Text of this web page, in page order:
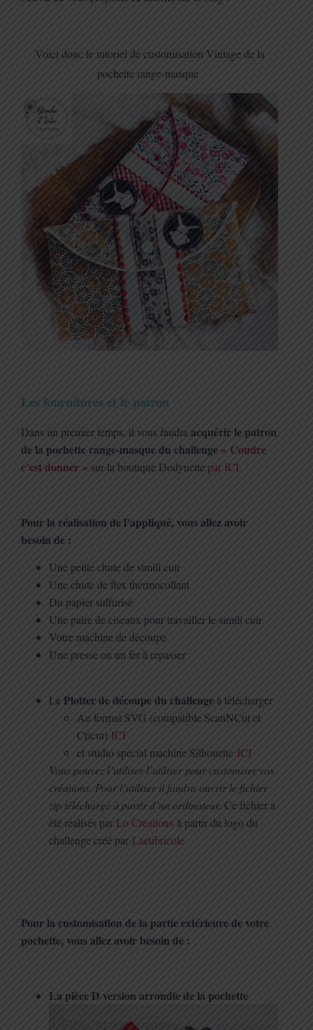
Voici donc le tutoriel de customisation Vintage de la
pochette range-masque
Les fournitures et le patron
Dans un premier temps, il vous faudra acquérir le patron
de la pochette range-masque du challenge « Coudre
c’est donner » sur la boutique Dodynettepar ICI.
Pour la réalisation de l’appliqué, vous allez avoir
besoin de :
Une petite chute de simili cuir
Une chute de flex thermocollant
Du papier sulfurisé
Une paire de ciseaux pour travailler le simili cuir
Votre machine de découpe
Une presse ou un fer à repasser
Le Plotter de découpe du challenge à télécharger
Au format SVG (compatible ScanNCut et
Cricut) ICI
et studio spécial machine Silhouette ICI
Vous pouvez l’utiliser l’utiliser pour customiser vos
créations. Pour l’utiliser il faudra ouvrir le fichier
zip téléchargé à partir d’un ordinateur. Ce fichier a
été réalisés parLo Créations à partir du logo du
challenge créé par Laetibricole
Pour la customisation de la partie extérieure de votre
pochette, vous allez avoir besoin de :
La pièce D version arrondie de la pochette